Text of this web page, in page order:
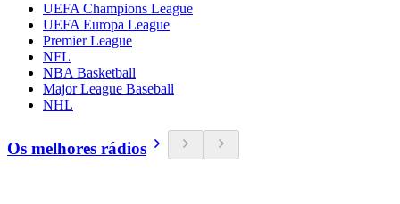
UEFA Champions League
UEFA Europa League
Premier League
NFL
NBA Basketball
Major League Baseball
NHL
Os melhores rádios